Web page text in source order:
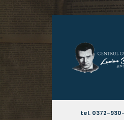
tel. 0372-